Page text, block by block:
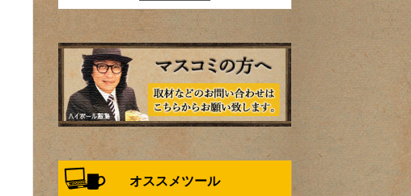
オススメツール